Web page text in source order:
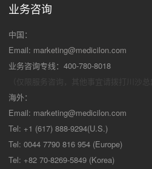
业务咨询
中国：
Email: marketing@medicilon.com
业务咨询专线：400-780-8018
海外：
Email: marketing@medicilon.com
Tel: +1 (617) 888-9294(U.S.)
Tel: 0044 7790 816 954 (Europe)
Tel: +82 70-8269-5849 (Korea)